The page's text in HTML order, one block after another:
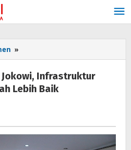
»
Jokowi,
Infrastruktur
Perbatasan
sudah
Infrastruktur
Lebih Baik